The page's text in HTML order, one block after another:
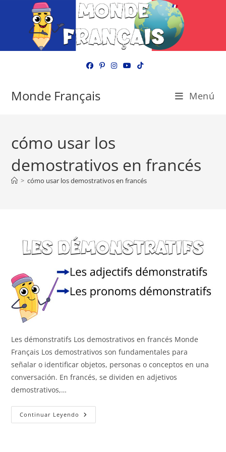
Monde Français Menú
cómo usar los
demostrativos en francés
> cómo usar los demostrativos en francés
Les démonstratifs Los demostrativos en francés Monde
Français Los demostrativos son fundamentales para
señalar o identificar objetos, personas o conceptos en una
conversación. En francés, se dividen en adjetivos
demostrativos,…
Continuar Leyendo Los
Demostrativos